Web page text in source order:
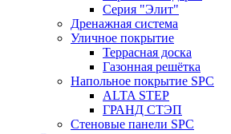
Серия "Элит"
Дренажная система
Уличное покрытие
Террасная доска
Газонная решётка
Напольное покрытие SPC
ALTA STEP
ГРАНД СТЭП
Стеновые панели SPC